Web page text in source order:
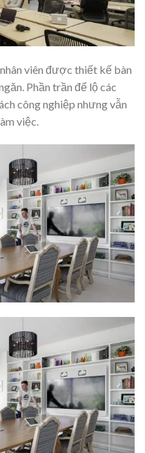
viên được thiết kế bàn
Phần trần để lộ các
công nghiệp nhưng vẫn
việc.